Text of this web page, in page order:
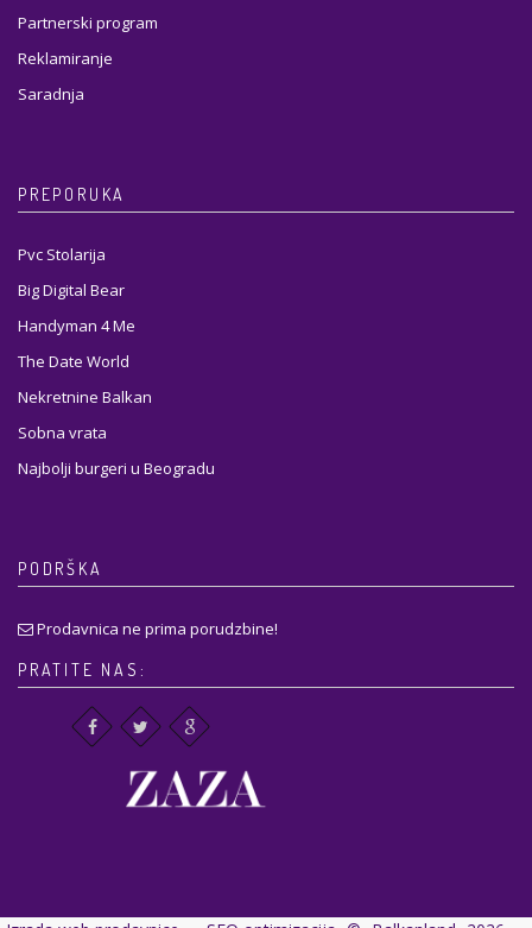
Partnerski program
Reklamiranje
Saradnja
PREPORUKA
Pvc Stolarija
Big Digital Bear
Handyman 4 Me
The Date World
Nekretnine Balkan
Sobna vrata
Najbolji burgeri u Beogradu
PODRŠKA
Prodavnica ne prima porudzbine!
PRATITE NAS: